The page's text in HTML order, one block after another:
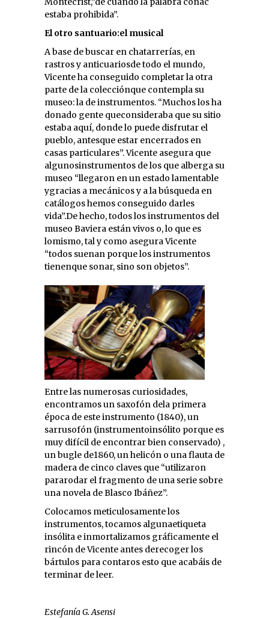
estaba prohibida”.
El otro santuario:el musical
A base de buscar en chatarrerías, en
rastros y anticuariosde todo el mundo,
Vicente ha conseguido completar la otra
parte de la colecciónque contempla su
museo: la de instrumentos. “Muchos los ha
donado gente queconsideraba que su sitio
estaba aquí, donde lo puede disfrutar el
pueblo, antesque estar encerrados en
casas particulares”. Vicente asegura que
algunosinstrumentos de los que alberga su
museo “llegaron en un estado lamentable
ygracias a mecánicos y a la búsqueda en
catálogos hemos conseguido darles
vida”.De hecho, todos los instrumentos del
museo Baviera están vivos o, lo que es
lomismo, tal y como asegura Vicente
“todos suenan porque los instrumentos
tienenque sonar, sino son objetos”.
Entre las numerosas curiosidades,
encontramos un saxofón dela primera
época de este instrumento (1840), un
sarrusofón (instrumentoinsólito porque es
muy difícil de encontrar bien conservado) ,
un bugle de1860, un helicón o una flauta de
madera de cinco claves que “utilizaron
pararodar el fragmento de una serie sobre
una novela de Blasco Ibáñez”.
Colocamos meticulosamente los
instrumentos, tocamos algunaetiqueta
insólita e inmortalizamos gráficamente el
rincón de Vicente antes derecoger los
bártulos para contaros esto que acabáis de
terminar de leer.
Estefanía G. Asensi